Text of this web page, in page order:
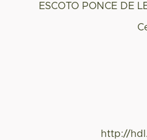
ESCOTO PONCE DE
http://